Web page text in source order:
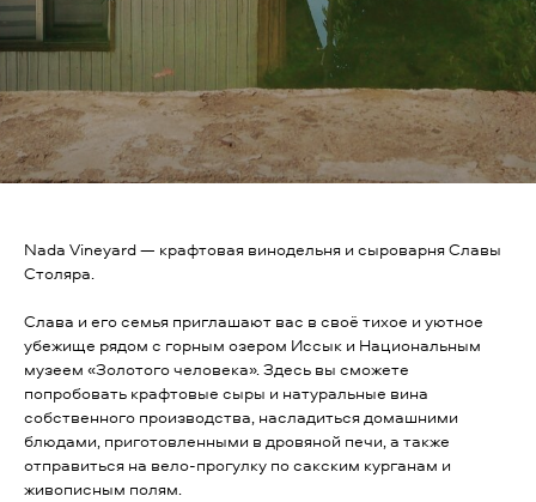
Nada Vineyard — крафтовая винодельня и сыроварня Славы
Столяра.
Слава и его семья приглашают вас в своё тихое и уютное
убежище рядом с горным озером Иссык и Национальным
музеем «Золотого человека». Здесь вы сможете
попробовать крафтовые сыры и натуральные вина
собственного производства, насладиться домашними
блюдами, приготовленными в дровяной печи, а также
отправиться на вело-прогулку по сакским курганам и
живописным полям.